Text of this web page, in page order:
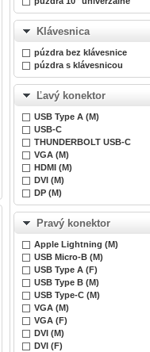
Klávesnica
púzdra bez klávesnice
púzdra s klávesnicou
Ľavý konektor
USB Type A (M)
USB-C
THUNDERBOLT USB-C
VGA (M)
HDMI (M)
DVI (M)
DP (M)
Pravý konektor
Apple Lightning (M)
USB Micro-B (M)
USB Type A (F)
USB Type B (M)
USB Type-C (M)
VGA (M)
VGA (F)
DVI (M)
DVI (F)